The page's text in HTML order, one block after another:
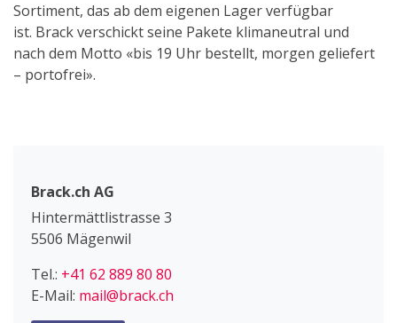
Sortiment, das ab dem eigenen Lager verfügbar
ist. Brack verschickt seine Pakete klimaneutral und
nach dem Motto «bis 19 Uhr bestellt, morgen geliefert
– portofrei».
Brack.ch AG
Hintermättlistrasse 3
5506 Mägenwil
Tel.: +41 62 889 80 80
E-Mail: mail@brack.ch